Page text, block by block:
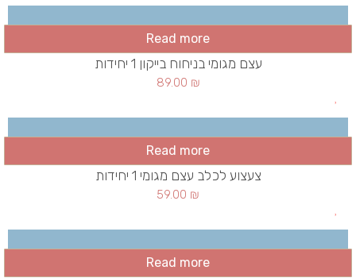
Read more
עצם מגומי בניחוח בייקון 1 יחידות
89.00 ₪
Read more
צעצוע לכלב עצם מגומי 1 יחידות
59.00 ₪
Read more